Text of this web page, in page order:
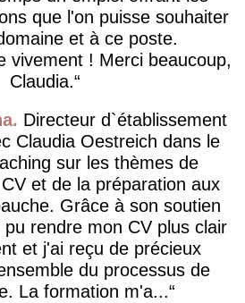
que l'on puisse souhaiter
et à ce poste.
vivement ! Merci beaucoup,
Claudia.
Directeur d`établissement
Claudia Oestreich dans le
sur les thèmes de
et de la préparation aux
Grâce à son soutien
rendre mon CV plus clair
et j'ai reçu de précieux
du processus de
La formation m'a...